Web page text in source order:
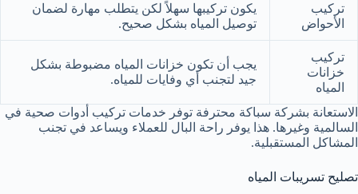
تركيب
الأحواض
يكون تركيبها سهلاً لكن يتطلب مهارة لضمان
توصيل المياه بشكل صحيح.
تركيب
خزانات
المياه
يجب أن تكون خزانات المياه مضبوطة بشكل
جيد لتجنب أي وفايات للمياه.
الاستعانة بشركة سباكة محترفة توفر خدمات تركيب أدوات صحية في
السالمية وغيرها. هذا يوفر راحة البال للعملاء ويساعد في تجنب
المشاكل المستقبلية.
تصليح تسريبات المياه